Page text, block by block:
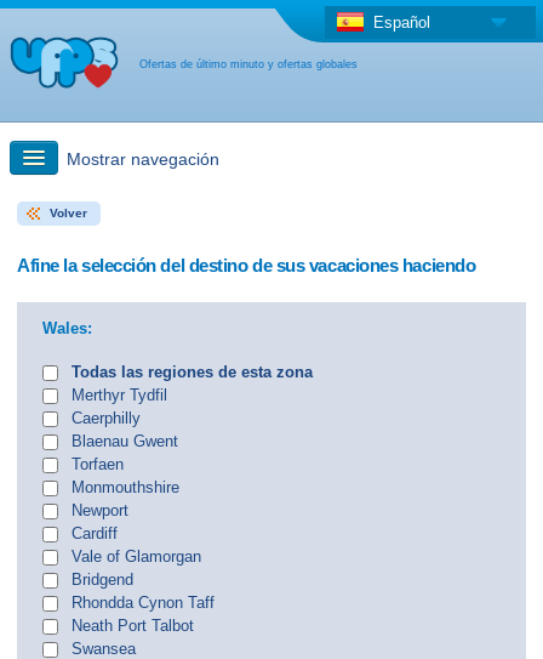
Ofertas de último minuto y ofertas globales
Español
Mostrar navegación
búsqueda rápida
otro país
Volver
Afine la selección del destino de sus vacaciones haciendo
Wales:
Todas las regiones de esta zona
Merthyr Tydfil
Caerphilly
Blaenau Gwent
Torfaen
Monmouthshire
Newport
Cardiff
Vale of Glamorgan
Bridgend
Rhondda Cynon Taff
Neath Port Talbot
Swansea